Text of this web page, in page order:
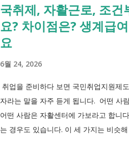
국취제, 자활근로, 조건
요? 차이점은? 생계급
요
6월 24, 2026
취업을 준비하다 보면 국민취업지원제
자라는 말을 자주 듣게 됩니다. 어떤 사
어떤 사람은 자활센터에 가보라고 합니
는 경우도 있습니다. 이 세 가지는 비슷